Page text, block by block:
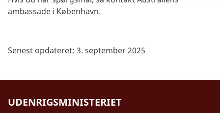
ambassade i København.
Senest opdateret: 3. september 2025
UDENRIGSMINISTERIET